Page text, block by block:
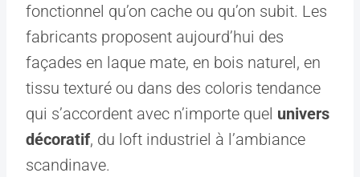
fonctionnel qu’on cache ou qu’on subit. Les
fabricants proposent aujourd’hui des
façades en laque mate, en bois naturel, en
tissu texturé ou dans des coloris tendance
qui s’accordent avec n’importe quel univers
décoratif, du loft industriel à l’ambiance
scandinave.